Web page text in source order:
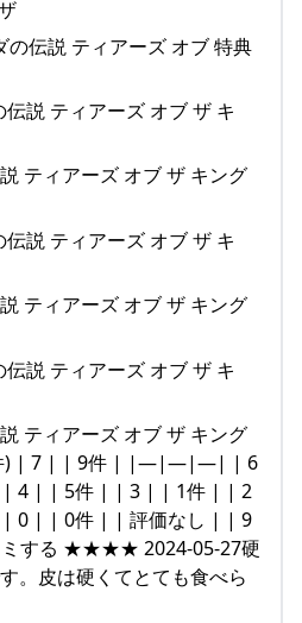
伝説 ティアーズ オブ 特典
ティアーズ オブ ザ キング
ティアーズ オブ ザ キング
ティアーズ オブ ザ キング
件) | 7 | | 9件 | |—|—|—| | 6
4 | | 5件 | | 3 | | 1件 | | 2
0 | | 0件 | | 評価なし | | 9
ミする ★★★★ 2024-05-27硬
。皮は硬くてとても食べら